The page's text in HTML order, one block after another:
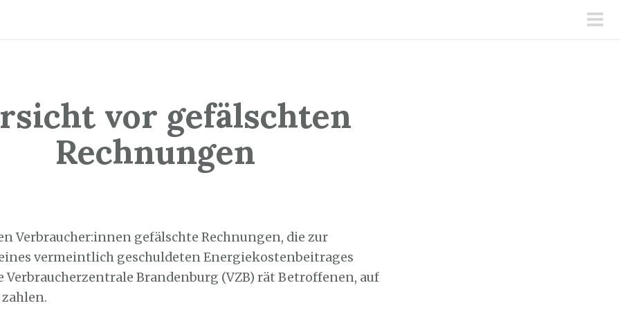
vor gefälschten
Rechnungen
Verbraucher:innen gefälschte Rechnungen, die zur
vermeintlich geschuldeten Energiekostenbeitrages
Verbraucherzentrale Brandenburg (VZB) rät Betroffenen, auf